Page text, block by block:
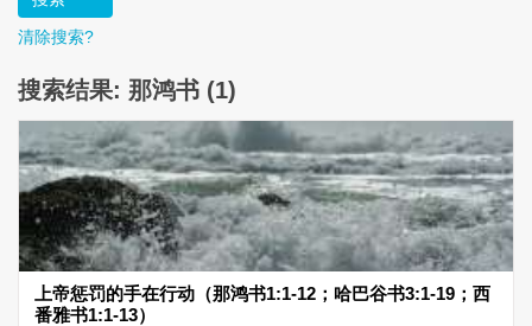
清除搜索?
搜索结果: 那鸿书 (1)
上帝惩罚的手在行动（那鸿书1:1-12；哈巴谷书3:1-19；西
番雅书1:1-13）